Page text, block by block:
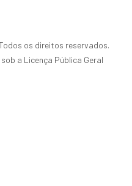
os direitos reservados.
a Licença Pública Geral